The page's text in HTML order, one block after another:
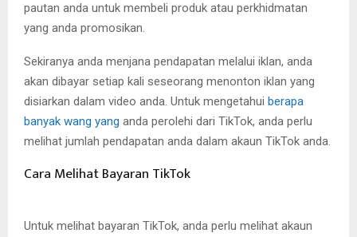
pautan anda untuk membeli produk atau perkhidmatan
yang anda promosikan.
Sekiranya anda menjana pendapatan melalui iklan, anda
akan dibayar setiap kali seseorang menonton iklan yang
disiarkan dalam video anda. Untuk mengetahui berapa
banyak wang yang anda perolehi dari TikTok, anda perlu
melihat jumlah pendapatan anda dalam akaun TikTok anda.
Cara Melihat Bayaran TikTok
Untuk melihat bayaran TikTok, anda perlu melihat akaun